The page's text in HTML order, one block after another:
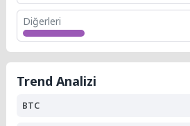
Diğerleri
Trend Analizi
BTC